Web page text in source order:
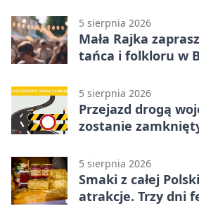
5 sierpnia 2026
Mała Rajka
tańca i folkloru w
5 sierpnia 2026
Przejazd drogą
zostanie
5 sierpnia 2026
Smaki z całej
atrakcje. Trzy dni